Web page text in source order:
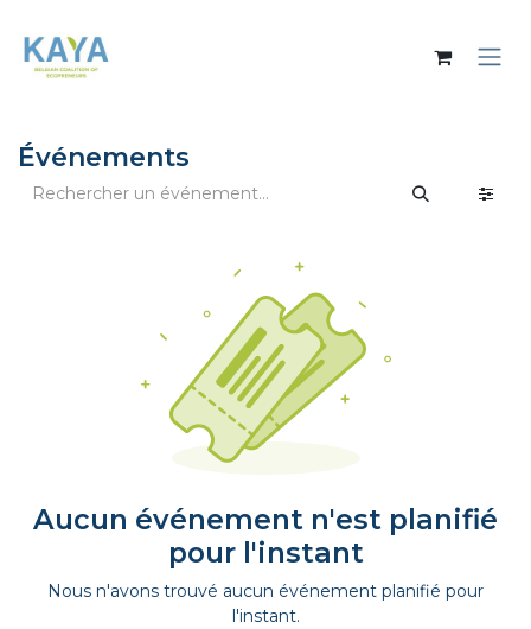
Événements
Aucun événement n'est planifié
pour l'instant
Nous n'avons trouvé aucun événement planifié pour
l'instant.